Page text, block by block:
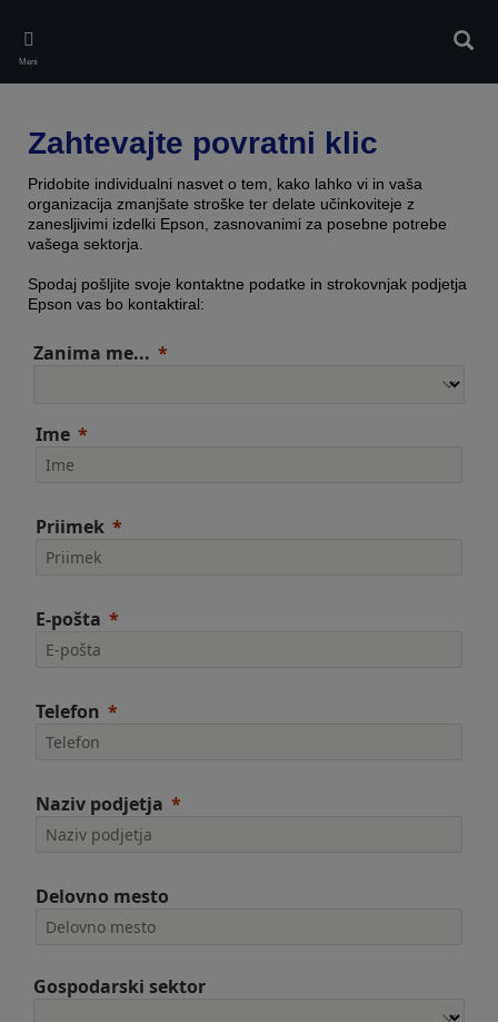
main
content
Meni
Zahtevajte povratni klic
Pridobite individualni nasvet o tem, kako lahko vi in vaša
organizacija zmanjšate stroške ter delate učinkoviteje z
zanesljivimi izdelki Epson, zasnovanimi za posebne potrebe
vašega sektorja.
Spodaj pošljite svoje kontaktne podatke in strokovnjak podjetja
Epson vas bo kontaktiral:
Zanima me...
Ime
Priimek
E-pošta
Telefon
Naziv podjetja
Delovno mesto
Gospodarski sektor